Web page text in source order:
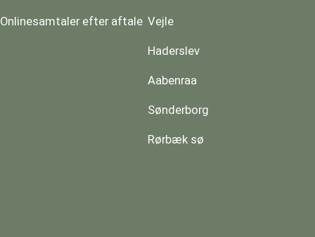
Onlinesamtaler efter aftale Vejle
Haderslev
Aabenraa
Sønderborg
Rørbæk sø